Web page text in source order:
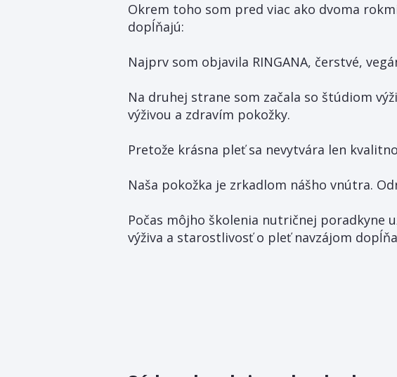
Okrem toho som pred viac ako dvoma
dopĺňajú:
Najprv som objavila RINGANA, čerstvé,
Na druhej strane som začala so štúdiom
výživou a zdravím pokožky.
Pretože krásna pleť sa nevytvára len
Naša pokožka je zrkadlom nášho vnútra.
Počas môjho školenia nutričnej poradkyne
výživa a starostlivosť o pleť navzájom